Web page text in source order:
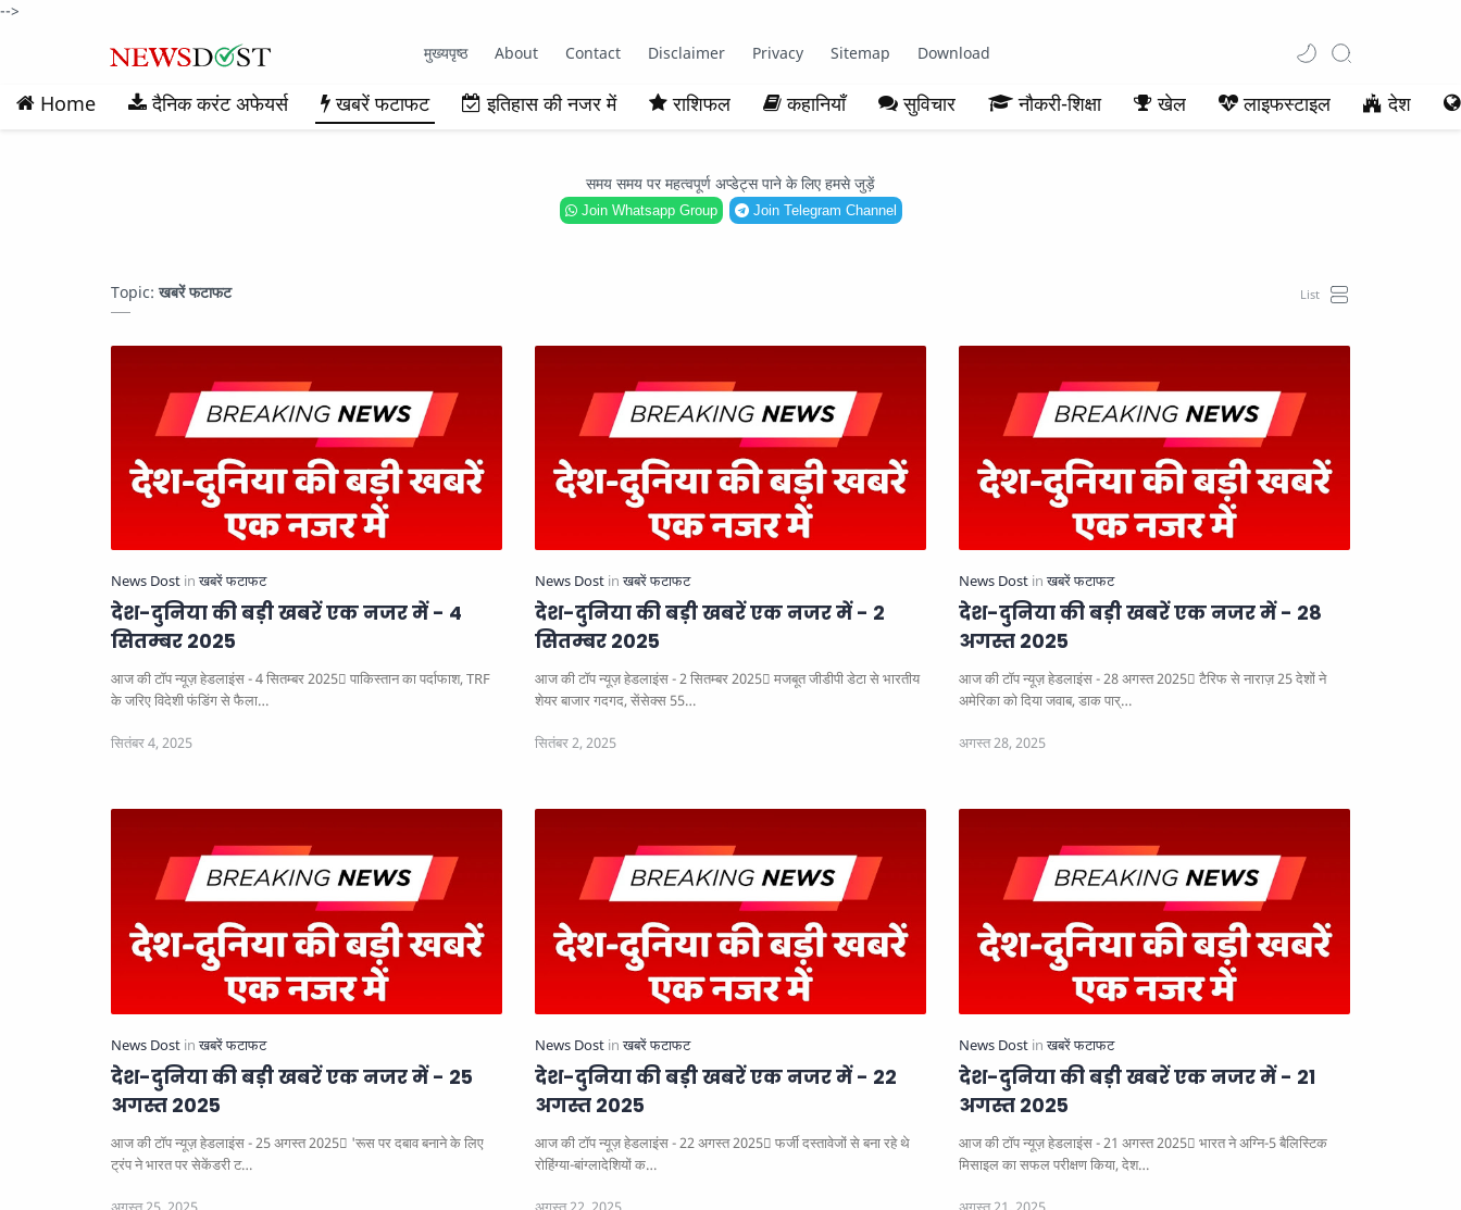
-->
मुख्यपृष्ठ About Contact Disclaimer Privacy Sitemap Download
Home दैनिक करंट अफेयर्स खबरें फटाफट इतिहास की नजर में राशिफल कहानियाँ सुविचार नौकरी-शिक्षा खेल लाइफस्टाइल देश
समय समय पर महत्वपूर्ण अप्डेट्स पाने के लिए हमसे जुड़ें
Join Whatsapp Group Join Telegram Channel
Topic:खबरें फटाफट
देश-दुनिया की बड़ी खबरें एक नजर में - 4
सितम्बर 2025
आज की टॉप न्यूज़ हेडलाइंस - 4 सितम्बर 2025
के जरिए विदेशी फंडिंग से फैला…
देश-दुनिया की बड़ी खबरें एक नजर में - 2
सितम्बर 2025
आज की टॉप न्यूज़ हेडलाइंस - 2 सितम्बर 2025
शेयर बाजार गदगद, सेंसेक्स 55…
देश-दुनिया की बड़ी खबरें एक नजर में - 28
अगस्त 2025
आज की टॉप न्यूज़ हेडलाइंस - 28 अगस्त 2025
अमेरिका को दिया जवाब, डाक पार्…
देश-दुनिया की बड़ी खबरें एक नजर में - 25
अगस्त 2025
आज की टॉप न्यूज़ हेडलाइंस - 25 अगस्त 2025
ट्रंप ने भारत पर सेकेंडरी ट…
देश-दुनिया की बड़ी खबरें एक नजर में - 22
अगस्त 2025
आज की टॉप न्यूज़ हेडलाइंस - 22 अगस्त 2025
रोहिंग्या-बांग्लादेशियों क…
देश-दुनिया की बड़ी खबरें एक नजर में - 21
अगस्त 2025
आज की टॉप न्यूज़ हेडलाइंस - 21 अगस्त 2025
मिसाइल का सफल परीक्षण किया, देश…